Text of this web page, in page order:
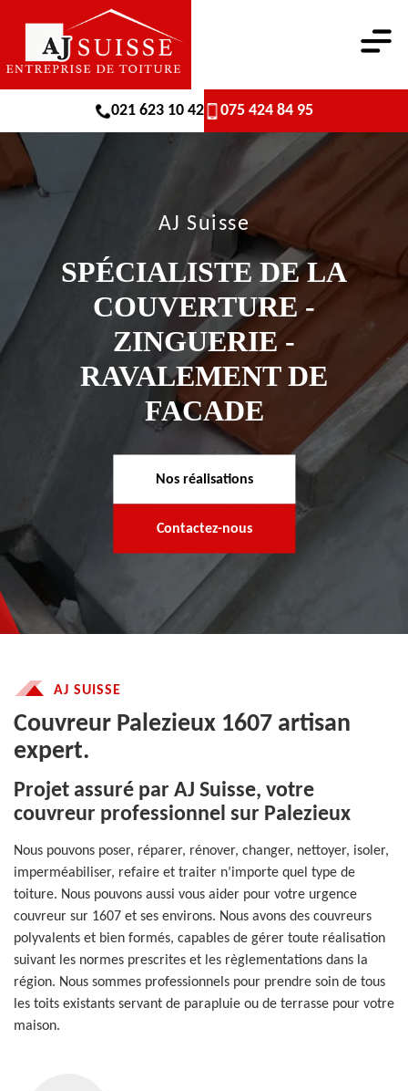
021 623 10 42 075 424 84 95
AJ Suisse
SPÉCIALISTE DE LA
COUVERTURE -
ZINGUERIE -
RAVALEMENT DE
FACADE
Nos réalisations
Contactez-nous
AJ SUISSE
Couvreur Palezieux 1607 artisan
expert.
Projet assuré par AJ Suisse, votre
couvreur professionnel sur Palezieux
Nous pouvons poser, réparer, rénover, changer, nettoyer, isoler,
imperméabiliser, refaire et traiter n’importe quel type de
toiture. Nous pouvons aussi vous aider pour votre urgence
couvreur sur 1607 et ses environs. Nous avons des couvreurs
polyvalents et bien formés, capables de gérer toute réalisation
suivant les normes prescrites et les règlementations dans la
région. Nous sommes professionnels pour prendre soin de tous
les toits existants servant de parapluie ou de terrasse pour votre
maison.